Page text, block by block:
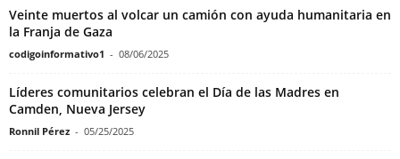
Veinte muertos al volcar un camión con ayuda humanitaria en
la Franja de Gaza
codigoinformativo1 - 08/06/2025
Líderes comunitarios celebran el Día de las Madres en
Camden, Nueva Jersey
Ronnil Pérez - 05/25/2025